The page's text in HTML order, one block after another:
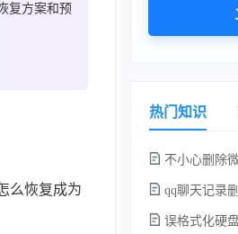
复方案和预
么恢复成为
热门知识